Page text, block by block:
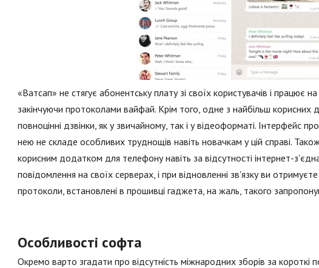
«Ватсап» не стягує абонентську плату зі своїх користувачів і працює
закінчуючи протоколами вайфай. Крім того, одне з найбільш
повноцінні дзвінки, як у звичайному, так і у відеоформаті. Інтерфейс
нею не складе особливих труднощів навіть новачкам у цій справі.
корисним додатком для телефону навіть за відсутності інтернет-
повідомлення на своїх серверах, і при відновленні зв'язку ви
протоколи, встановлені в прошивці гаджета, на жаль, такого
Особливості софта
Окремо варто згадати про відсутність міжнародних зборів за